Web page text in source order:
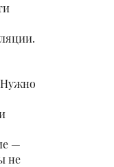
Нужно
—
не